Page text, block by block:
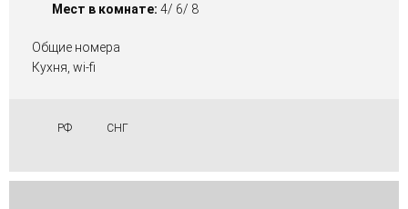
Мест в комнате: 4/ 6/ 8
Общие номера
Кухня, wi-fi
РФ СНГ